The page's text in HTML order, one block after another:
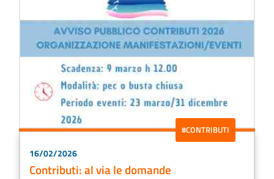
#CONTRIBUTI
16/02/2026
Contributi: al via le domande